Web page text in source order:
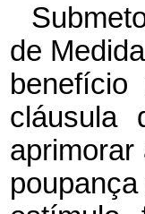
de
cláusula